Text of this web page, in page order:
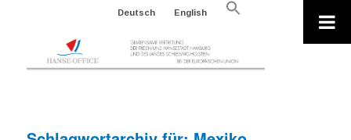
Deutsch English
Search